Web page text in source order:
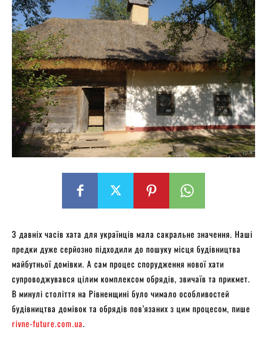
З давніх часів хата для українців мала сакральне значення. Наші
предки дуже серйозно підходили до пошуку місця будівництва
майбутньої домівки. А сам процес спорудження нової хати
супроводжувався цілим комплексом обрядів, звичаїв та прикмет.
В минулі століття на Рівненщині було чимало особливостей
будівництва домівок та обрядів пов’язаних з цим процесом, пише
rivne-future.com.ua.